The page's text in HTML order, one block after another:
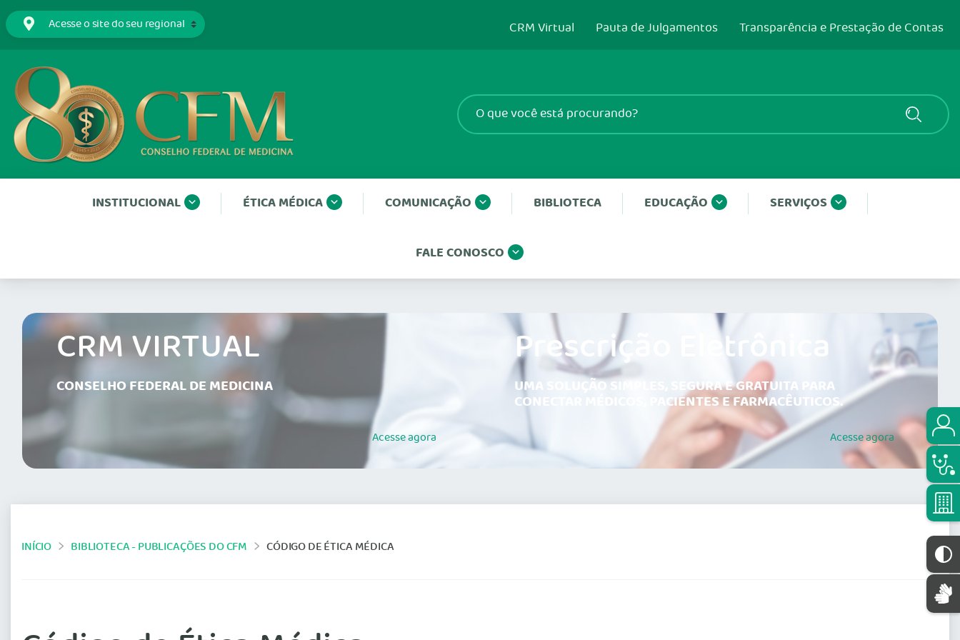
CRM Virtual Pauta de Julgamentos Transparência e Prestação de Contas
INSTITUCIONAL ÉTICA MÉDICA COMUNICAÇÃO BIBLIOTECA EDUCAÇÃO SERVIÇOS
FALE CONOSCO
CRM VIRTUAL
CONSELHO FEDERAL DE MEDICINA
Acesseagora
Prescrição Eletrônica
UMA SOLUÇÃO SIMPLES, SEGURA E GRATUITA PARA
CONECTAR MÉDICOS, PACIENTES E FARMACÊUTICOS.
Acesseagora
INÍCIO BIBLIOTECA - PUBLICAÇÕES DO CFM CÓDIGO DE ÉTICA MÉDICA